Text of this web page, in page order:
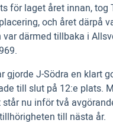
för laget året innan, tog
och året därpå
därmed tillbaka i
gjorde J-Södra en klart
till slut på 12:e plats.
nu inför två
till nästa år.